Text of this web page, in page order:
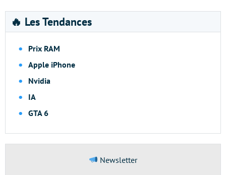
🔥 Les Tendances
Prix RAM
Apple iPhone
Nvidia
IA
GTA 6
Newsletter